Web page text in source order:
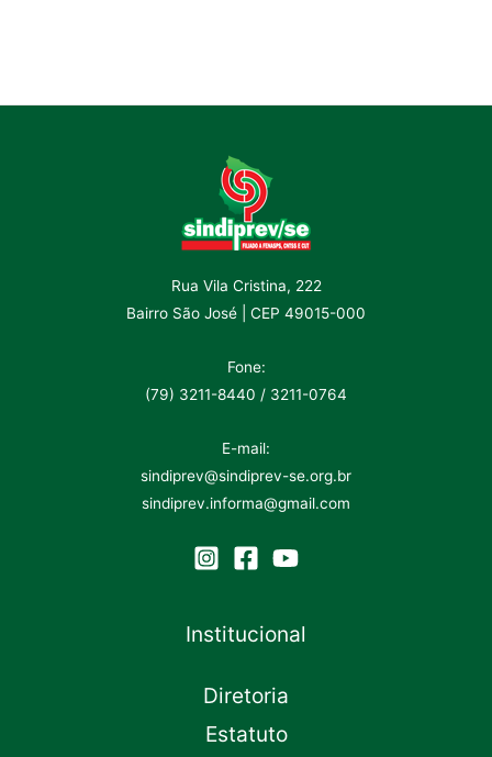
Rua Vila Cristina, 222
Bairro São José | CEP 49015-000
Fone:
(79) 3211-8440 / 3211-0764
E-mail:
sindiprev@sindiprev-se.org.br
sindiprev.informa@gmail.com
Institucional
Diretoria
Estatuto